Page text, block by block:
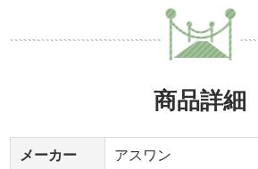
商品詳細
メーカー アスワン